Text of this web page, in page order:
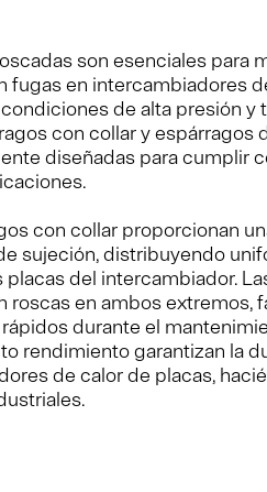
son esenciales para
fugas en intercambiadores
de alta presión y
con collar y espárragos
diseñadas para cumplir
con collar proporcionan
sujeción, distribuyendo
placas del intercambiador.
roscas en ambos extremos,
durante el
rendimiento garantizan la
de calor de placas,